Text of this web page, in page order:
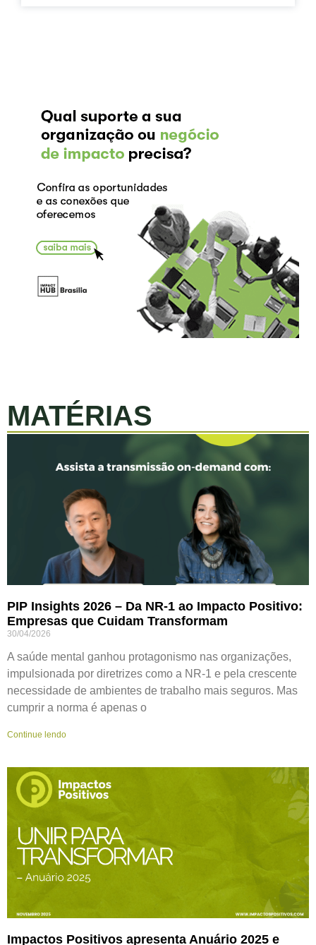
MATÉRIAS
PIP Insights 2026 – Da NR-1 ao Impacto Positivo:
Empresas que Cuidam Transformam
30/04/2026
A saúde mental ganhou protagonismo nas organizações,
impulsionada por diretrizes como a NR-1 e pela crescente
necessidade de ambientes de trabalho mais seguros. Mas
cumprir a norma é apenas o
Continue lendo
Impactos Positivos apresenta Anuário 2025 e